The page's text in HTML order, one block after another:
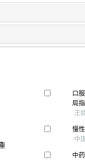
口
局
王
慢
中
中